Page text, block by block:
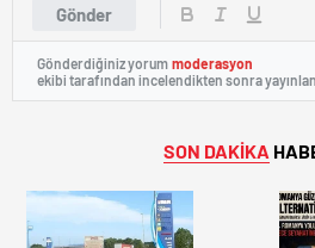
Gönder
Gönderdiğiniz yorum moderasyon
ekibi tarafından incelendikten sonra
SON DAKİKA